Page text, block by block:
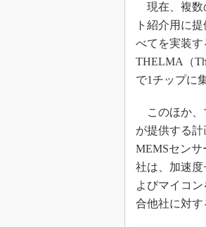
現在、複数
ト紹介用に
べてを実装す
THELMA（
で1チップに
このほか、
が提供する
MEMSセンサ
社は、加速
よびマイコ
合他社に対す